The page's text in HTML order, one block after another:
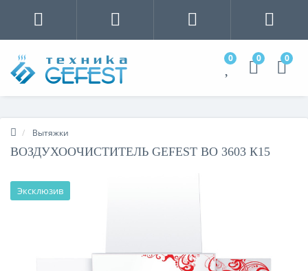
0 0 0
Вытяжки
ВОЗДУХООЧИСТИТЕЛЬ GEFEST ВО 3603 К15
Эксклюзив